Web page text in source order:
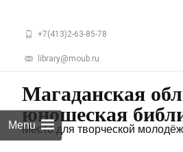
+7(413)2-63-85-78
library@moub.ru
Магаданская
юношеская
Место для творческой
Menu